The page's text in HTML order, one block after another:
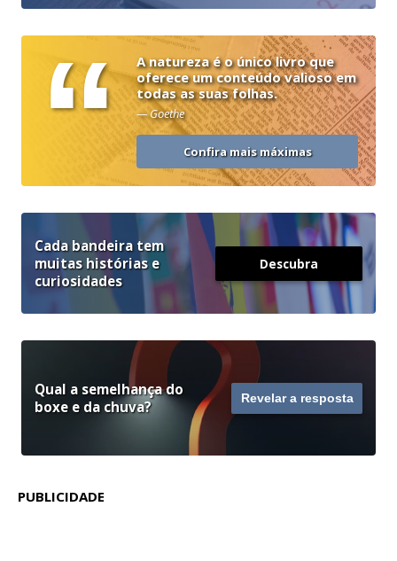
“
A natureza é o único livro que
oferece um conteúdo valioso em
todas as suas folhas.
— Goethe
Confira mais máximas
Cada bandeira tem
muitas histórias e
curiosidades
Descubra
Qual a semelhança do
boxe e da chuva?
Revelar a resposta
PUBLICIDADE